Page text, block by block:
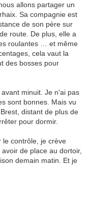
allons partager un
Sa compagnie est
de son père sur
route. De plus, elle a
roulantes … et même
cela vaut la
des bosses pour
minuit. Je n'ai pas
sont bonnes. Mais vu
distant de plus de
pour dormir.
le contrôle, je crève
de place au dortoir,
demain matin. Et je